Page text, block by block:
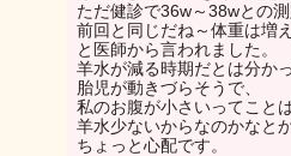
ただ健診で36w～38wとの測
前回と同じだね～体重は増
と医師から言われました。
羊水が減る時期だとは分か
胎児が動きづらそうで、
私のお腹が小さいってこと
羊水少ないからなのかなとか
ちょっと心配です。